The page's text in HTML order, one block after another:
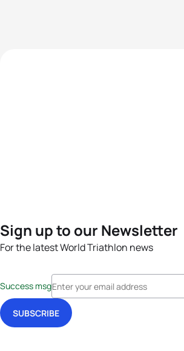
Sign up to our Newsletter
For the latest World Triathlon news
Success msg